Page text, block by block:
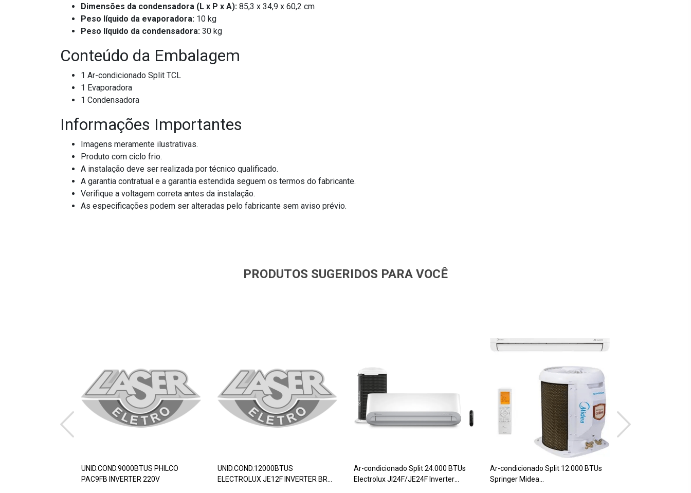
Dimensões da condensadora (L x P x A): 85,3 x 34,9 x 60,2 cm
Peso líquido da evaporadora: 10 kg
Peso líquido da condensadora: 30 kg
Conteúdo da Embalagem
1 Ar-condicionado Split TCL
1 Evaporadora
1 Condensadora
Informações Importantes
Imagens meramente ilustrativas.
Produto com ciclo frio.
A instalação deve ser realizada por técnico qualificado.
A garantia contratual e a garantia estendida seguem os termos do fabricante.
Verifique a voltagem correta antes da instalação.
As especificações podem ser alteradas pelo fabricante sem aviso prévio.
PRODUTOS SUGERIDOS PARA VOCÊ
UNID.COND.9000BTUS PHILCO
PAC9FB INVERTER 220V
UNID.COND.12000BTUS
ELECTROLUX JE12F INVERTER BR
Ar-condicionado Split 24.000 BTUs
Electrolux JI24F/JE24F Inverter
Ar-condicionado Split 12.000 BTUs
Springer Midea